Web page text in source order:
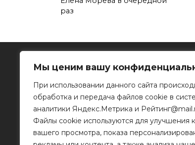
Мы ценим вашу
При использовании данного сайта
обработка и передача файлов cookie в
аналитики Яндекс.Метрика и
Файлы cookie используются для улучшения
вашего просмотра, показа
раз
Рязанское информационное агентство
390023, г. Рязань, ул. Горького, д. 32
Телефон: 8 (4912) 46-34-04